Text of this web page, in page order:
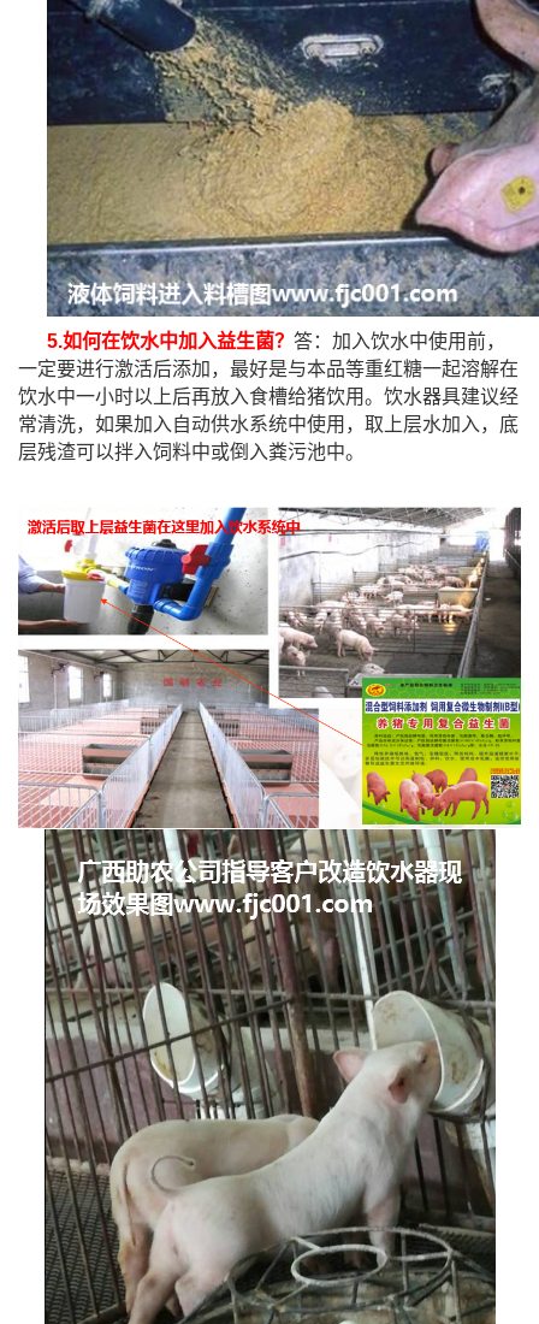
5.如何在饮水中加入益生菌？ 答：加入饮水中使用前，
一定要进行激活后添加，最好是与本品等重红糖一起溶解在
饮水中一小时以上后再放入食槽给猪饮用。饮水器具建议经
常清洗，如果加入自动供水系统中使用，取上层水加入，底
层残渣可以拌入饲料中或倒入粪污池中。